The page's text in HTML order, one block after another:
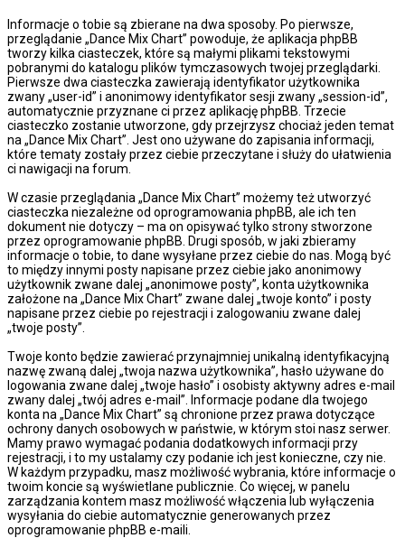
Informacje o tobie są zbierane na dwa sposoby. Po pierwsze,
przeglądanie „Dance Mix Chart” powoduje, że aplikacja phpBB
tworzy kilka ciasteczek, które są małymi plikami tekstowymi
pobranymi do katalogu plików tymczasowych twojej przeglądarki.
Pierwsze dwa ciasteczka zawierają identyfikator użytkownika
zwany „user-id” i anonimowy identyfikator sesji zwany „session-id”,
automatycznie przyznane ci przez aplikację phpBB. Trzecie
ciasteczko zostanie utworzone, gdy przejrzysz chociaż jeden temat
na „Dance Mix Chart”. Jest ono używane do zapisania informacji,
które tematy zostały przez ciebie przeczytane i służy do ułatwienia
ci nawigacji na forum.
W czasie przeglądania „Dance Mix Chart” możemy też utworzyć
ciasteczka niezależne od oprogramowania phpBB, ale ich ten
dokument nie dotyczy – ma on opisywać tylko strony stworzone
przez oprogramowanie phpBB. Drugi sposób, w jaki zbieramy
informacje o tobie, to dane wysyłane przez ciebie do nas. Mogą być
to między innymi posty napisane przez ciebie jako anonimowy
użytkownik zwane dalej „anonimowe posty”, konta użytkownika
założone na „Dance Mix Chart” zwane dalej „twoje konto” i posty
napisane przez ciebie po rejestracji i zalogowaniu zwane dalej
„twoje posty”.
Twoje konto będzie zawierać przynajmniej unikalną identyfikacyjną
nazwę zwaną dalej „twoja nazwa użytkownika”, hasło używane do
logowania zwane dalej „twoje hasło” i osobisty aktywny adres e-mail
zwany dalej „twój adres e-mail”. Informacje podane dla twojego
konta na „Dance Mix Chart” są chronione przez prawa dotyczące
ochrony danych osobowych w państwie, w którym stoi nasz serwer.
Mamy prawo wymagać podania dodatkowych informacji przy
rejestracji, i to my ustalamy czy podanie ich jest konieczne, czy nie.
W każdym przypadku, masz możliwość wybrania, które informacje o
twoim koncie są wyświetlane publicznie. Co więcej, w panelu
zarządzania kontem masz możliwość włączenia lub wyłączenia
wysyłania do ciebie automatycznie generowanych przez
oprogramowanie phpBB e-maili.